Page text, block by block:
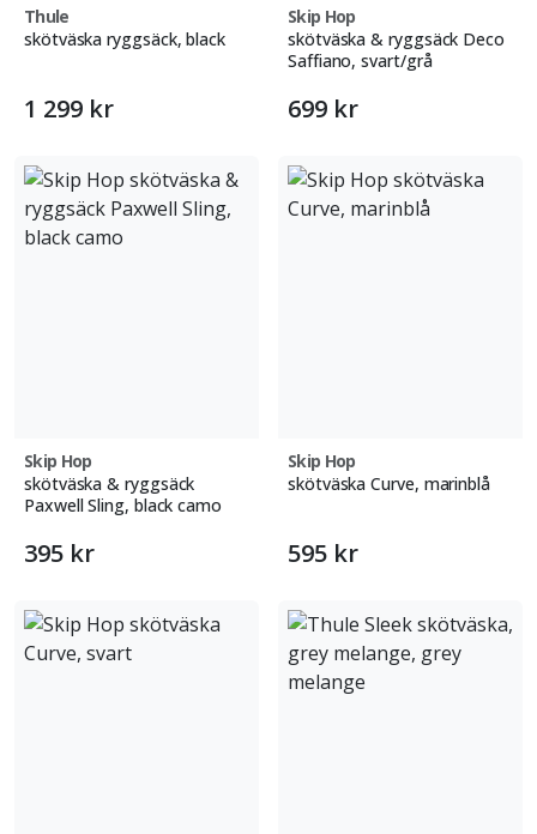
Thule
skötväska ryggsäck, black
1 299 kr
Skip Hop
skötväska & ryggsäck Deco
Saffiano, svart/grå
699 kr
Skip Hop
skötväska & ryggsäck
Paxwell Sling, black camo
395 kr
Skip Hop
skötväska Curve, marinblå
595 kr